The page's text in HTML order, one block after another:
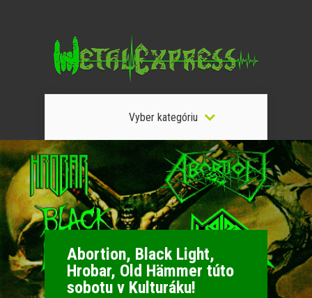
Vyber kategóriu
Abortion, Black Light,
Hrobar, Old Hämmer túto
sobotu v Kulturáku!